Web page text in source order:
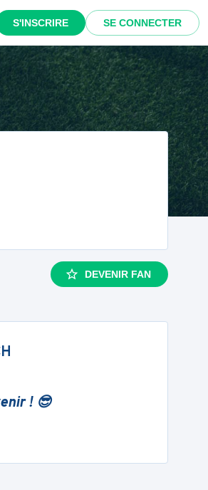
S'INSCRIRE SE CONNECTER
DEVENIR FAN
! 😎